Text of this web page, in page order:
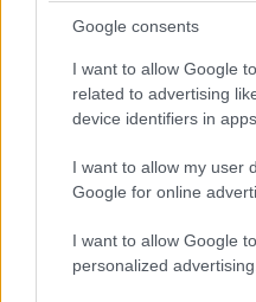
Google consents
I want to allow Google
related to advertising
device identifiers in apps.
I want to allow my user
Google for online
I want to allow Google
personalized advertising.